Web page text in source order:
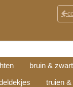
bruin & zwart
truien